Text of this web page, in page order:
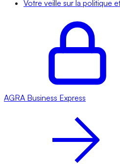
Votre veille sur la politique
AGRA Business Express